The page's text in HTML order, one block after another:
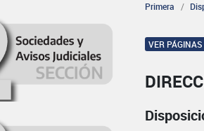
Primera
VER